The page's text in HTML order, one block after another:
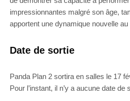
impressionnantes malgré son âge,
apportent une dynamique nouvelle
Date de sortie
Panda Plan 2 sortira en salles le 17
Pour l’instant, il n’y a aucune date de